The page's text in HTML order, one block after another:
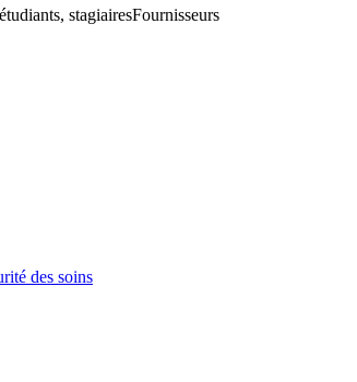
stagiairesFournisseurs
des soins